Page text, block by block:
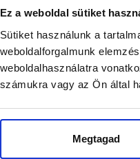
Ez a weboldal sütiket
Sütiket használunk a
weboldalforgalmunk
weboldalhasználatra
számukra vagy az Ön által
Megtagad
Értesülj egy
Név*